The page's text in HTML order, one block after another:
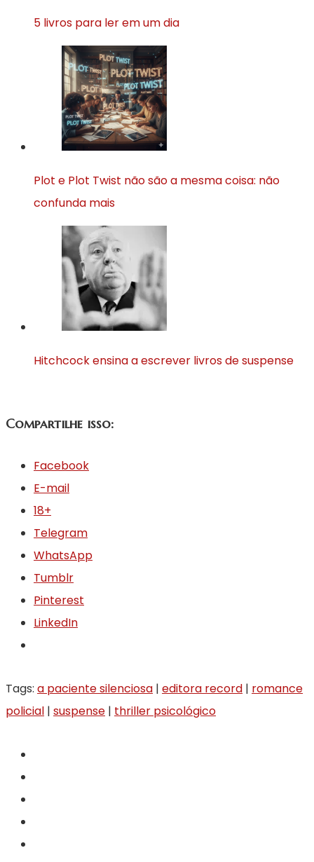
5 livros para ler em um dia
Plot e Plot Twist não são a mesma coisa: não
confunda mais
Hitchcock ensina a escrever livros de suspense
Compartilhe isso:
Facebook
E-mail
18+
Telegram
WhatsApp
Tumblr
Pinterest
LinkedIn
Tags: a paciente silenciosa | editora record | romance
policial | suspense | thriller psicológico